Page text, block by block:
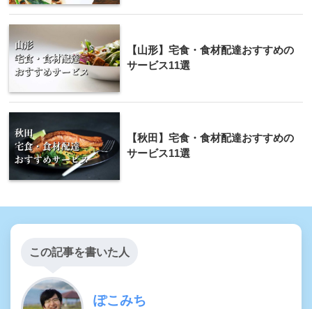
【山形】宅食・食材配達おすすめの
サービス11選
【秋田】宅食・食材配達おすすめの
サービス11選
この記事を書いた人
ぽこみち